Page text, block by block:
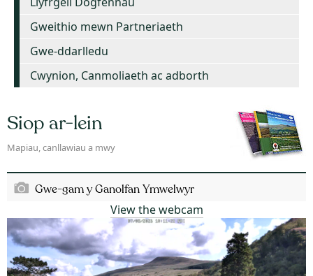
Gweithio mewn Partneriaeth
Gwe-ddarlledu
Cwynion, Canmoliaeth ac adborth
Siop ar-lein
Mapiau, canllawiau a mwy
Gwe-gam y Ganolfan Ymwelwyr
View the webcam